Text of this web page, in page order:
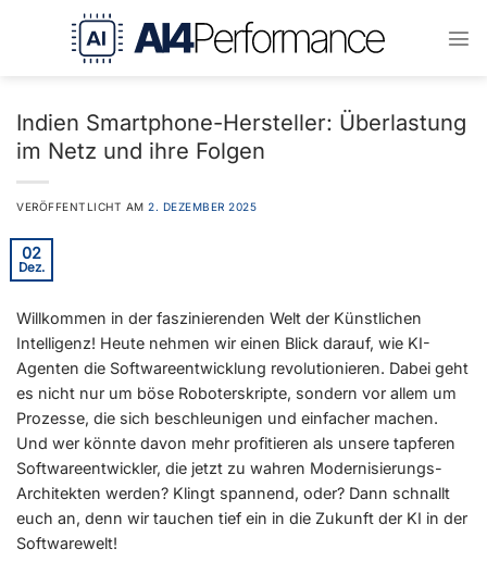
Indien Smartphone-Hersteller: Überlastung
im Netz und ihre Folgen
VERÖFFENTLICHT AM2. DEZEMBER 2025
02
Dez.
Willkommen in der faszinierenden Welt der Künstlichen
Intelligenz! Heute nehmen wir einen Blick darauf, wie KI-
Agenten die Softwareentwicklung revolutionieren. Dabei geht
es nicht nur um böse Roboterskripte, sondern vor allem um
Prozesse, die sich beschleunigen und einfacher machen.
Und wer könnte davon mehr profitieren als unsere tapferen
Softwareentwickler, die jetzt zu wahren Modernisierungs-
Architekten werden? Klingt spannend, oder? Dann schnallt
euch an, denn wir tauchen tief ein in die Zukunft der KI in der
Softwarewelt!